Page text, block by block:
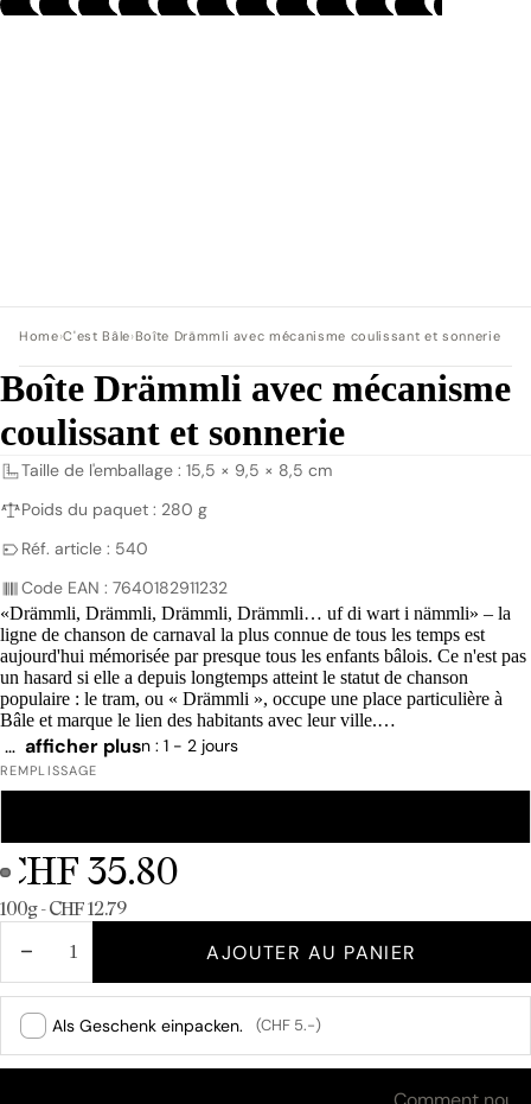
Home›C'est Bâle›Boîte Drämmli avec mécanisme coulissant et sonnerie
Boîte Drämmli avec mécanisme
coulissant et sonnerie
Taille de l'emballage : 15,5 × 9,5 × 8,5 cm
Poids du paquet : 280 g
Réf. article : 540
Code EAN : 7640182911232
«Drämmli, Drämmli, Drämmli, Drämmli… uf di wart i nämmli» – la
ligne de chanson de carnaval la plus connue de tous les temps est
aujourd'hui mémorisée par presque tous les enfants bâlois. Ce n'est pas
un hasard si elle a depuis longtemps atteint le statut de chanson
populaire : le tram, ou « Drämmli », occupe une place particulière à
Bâle et marque le lien des habitants avec leur ville.
Le motif de cette boîte unique a été créé par l'illustrateur bâlois Nicolas
d'Aujourd'hui.
… afficher plus
Délai de livraison : 1 - 2 jours
REMPLISSAGE
CHF 35.80
Prix unitaire
100g - CHF 12.79
DIMINUER
QUANTITÉ
AUGMENTER
QUANTITÉ
AJOUTER AU PANIER
Als Geschenk einpacken. (CHF 5.-)